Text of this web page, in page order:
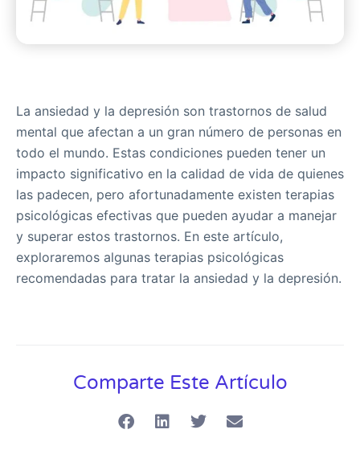
La ansiedad y la depresión son trastornos de salud
mental que afectan a un gran número de personas en
todo el mundo. Estas condiciones pueden tener un
impacto significativo en la calidad de vida de quienes
las padecen, pero afortunadamente existen terapias
psicológicas efectivas que pueden ayudar a manejar
y superar estos trastornos. En este artículo,
exploraremos algunas terapias psicológicas
recomendadas para tratar la ansiedad y la depresión.
Comparte Este Artículo